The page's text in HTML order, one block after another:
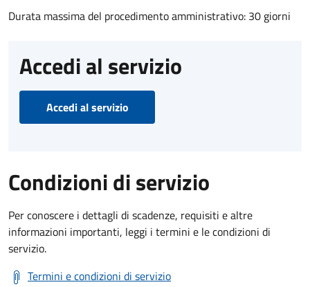
Durata massima del procedimento amministrativo: 30 giorni
Accedi al servizio
Accedi al servizio
Condizioni di servizio
Per conoscere i dettagli di scadenze, requisiti e altre
informazioni importanti, leggi i termini e le condizioni di
servizio.
Termini e condizioni di servizio